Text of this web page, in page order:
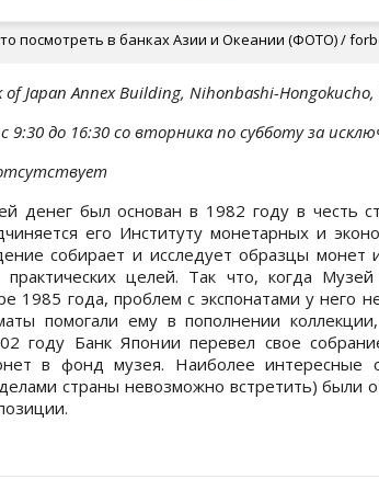
посмотреть в банках Азии и Океании (ФОТО) /
Japan Annex Building, Nihonbashi-Hongokucho,
до 16:30 со вторника по субботу за
денег был основан в 1982 году в честь
его Институту монетарных и
собирает и исследует образцы монет
целей. Так что, когда
1985 года, проблем с экспонатами у него
помогали ему в пополнении
году Банк Японии перевел свое
в фонд музея. Наиболее интересные
страны невозможно встретить) были